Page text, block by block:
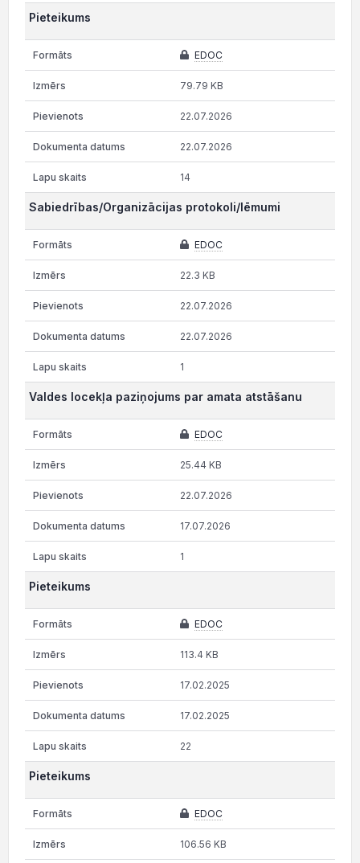
Pieteikums
EDOC
79.79 KB
22.07.2026
22.07.2026
14
Sabiedrības/Organizācijas protokoli/lēmumi
EDOC
22.3 KB
22.07.2026
22.07.2026
1
Valdes locekļa paziņojums par amata atstāšanu
EDOC
25.44 KB
22.07.2026
17.07.2026
1
Pieteikums
EDOC
113.4 KB
17.02.2025
17.02.2025
22
Pieteikums
EDOC
106.56 KB